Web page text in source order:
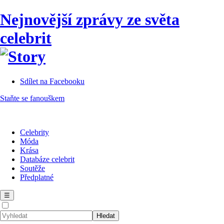
Nejnovější zprávy ze světa
celebrit
Sdílet na Facebooku
Staňte se fanouškem
Celebrity
Móda
Krása
Databáze celebrit
Soutěže
Předplatné
☰